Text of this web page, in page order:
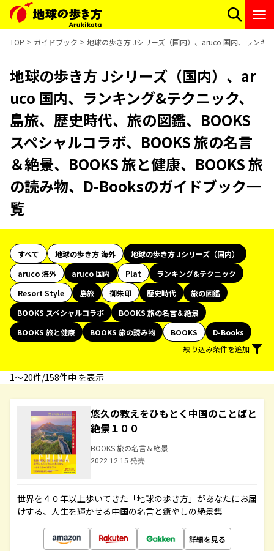
TOP ガイドブック 地球の歩き方 Jシリーズ（国内）、aruco 国内、ランキ
地球の歩き方 Jシリーズ（国内）、ar
uco 国内、ランキング&テクニック、
島旅、歴史時代、旅の図鑑、BOOKS
スペシャルコラボ、BOOKS 旅の名言
＆絶景、BOOKS 旅と健康、BOOKS 旅
の読み物、D-Booksのガイドブック一
覧
すべて 地球の歩き方 海外
地球の歩き方 Jシリーズ（国内）
aruco 海外
aruco 国内 Plat
ランキング&テクニック
Resort Style
島旅 御朱印 歴史時代
旅の図鑑
BOOKS スペシャルコラボ
BOOKS 旅の名言＆絶景
BOOKS 旅と健康
BOOKS 旅の読み物 BOOKS
D-Books
絞り込み条件を追加
1〜20件/158件中 を表示
悠久の教えをひもとく中国のことばと
絶景１００
BOOKS 旅の名言＆絶景
2022.12.15 発売
世界を４０年以上歩いてきた「地球の歩き方」があなたにお届
けする、人生を輝かせる中国の名言と癒やしの絶景集
詳細を見る